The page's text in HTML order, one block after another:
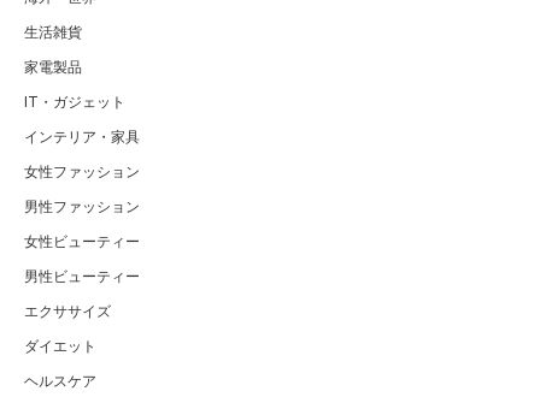
生活雑貨
家電製品
IT・ガジェット
インテリア・家具
女性ファッション
男性ファッション
女性ビューティー
男性ビューティー
エクササイズ
ダイエット
ヘルスケア